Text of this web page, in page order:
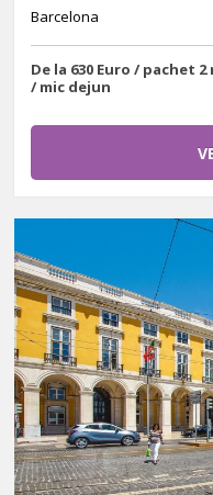
Barcelona
De la 630 Euro / pachet
/ mic dejun